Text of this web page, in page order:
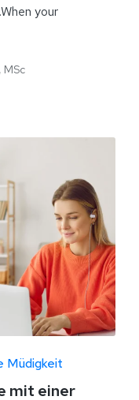
your
MSc
Müdigkeit
mit einer